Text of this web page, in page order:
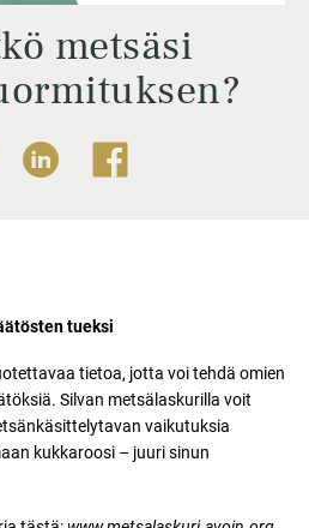
metsäsi
tueksi
tietoa, jotta voi tehdä omien
Silvan metsälaskurilla voit
vaikutuksia
kukkaroosi – juuri sinun